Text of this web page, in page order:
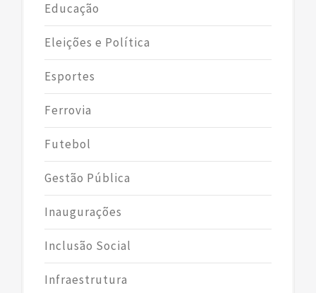
Educação
Eleições e Política
Esportes
Ferrovia
Futebol
Gestão Pública
Inaugurações
Inclusão Social
Infraestrutura